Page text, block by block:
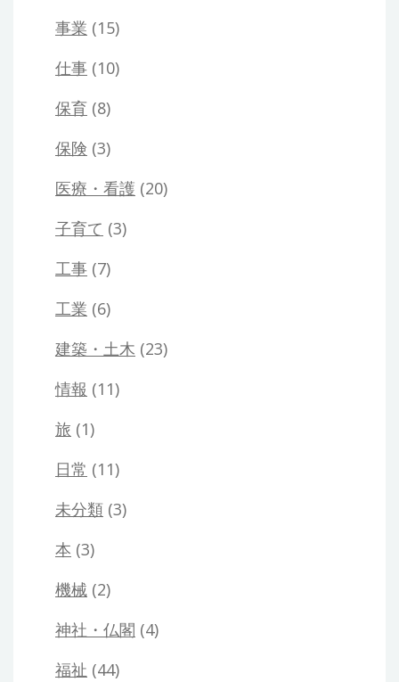
事業 (15)
仕事 (10)
保育 (8)
保険 (3)
医療・看護 (20)
子育て (3)
工事 (7)
工業 (6)
建築・土木 (23)
情報 (11)
旅 (1)
日常 (11)
未分類 (3)
本 (3)
機械 (2)
神社・仏閣 (4)
福祉 (44)